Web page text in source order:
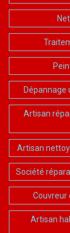
Dépannage
Artisan
Artisan
Société
Couvreur
Artisan